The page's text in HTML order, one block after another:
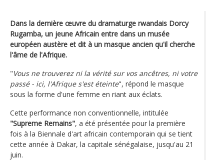
Dans la dernière œuvre du dramaturge rwandais Dorcy
Rugamba, un jeune Africain entre dans un musée
européen austère et dit à un masque ancien qu'il cherche
l'âme de l'Afrique.
"Vous ne trouverez ni la vérité sur vos ancêtres, ni votre
passé - ici, l'Afrique s'est éteinte", répond le masque
sous la forme d'une femme en riant aux éclats.
Cette performance non conventionnelle, intitulée
"Supreme Remains", a été présentée pour la première
fois à la Biennale d'art africain contemporain qui se tient
cette année à Dakar, la capitale sénégalaise, jusqu'au 21
juin.